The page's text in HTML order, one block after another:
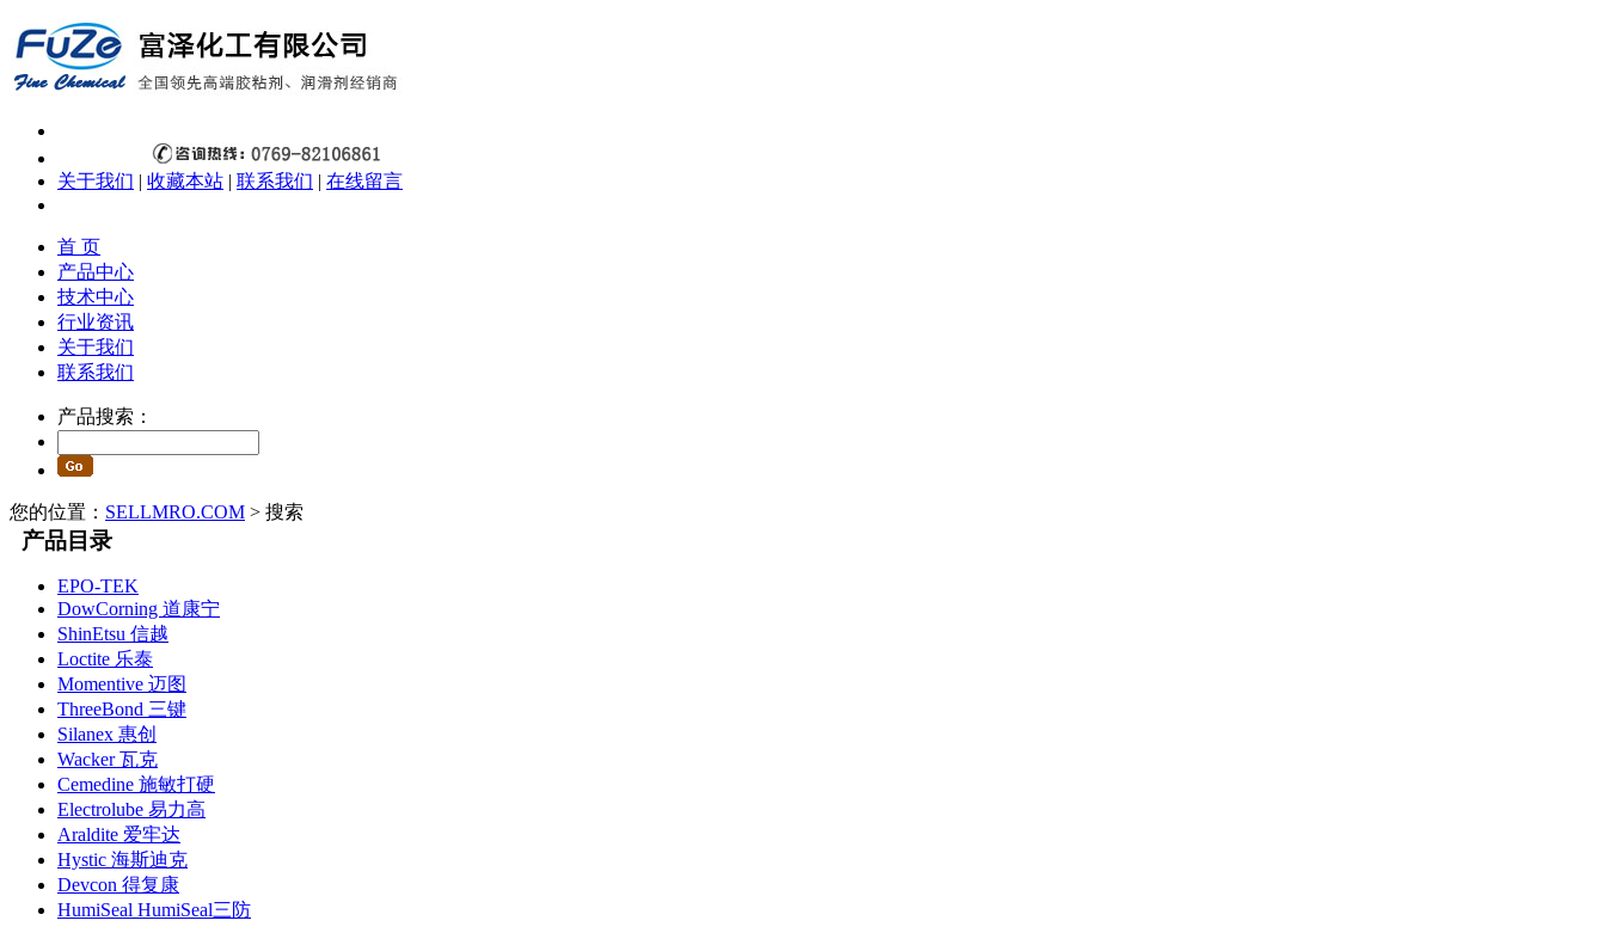
关于我们 | 收藏本站 | 联系我们 | 在线留言
首 页
产品中心
技术中心
行业资讯
关于我们
联系我们
产品搜索：
您的位置： SELLMRO.COM > 搜索
产品目录
EPO-TEK
DowCorning 道康宁
ShinEtsu 信越
Loctite 乐泰
Momentive 迈图
ThreeBond 三键
Silanex 惠创
Wacker 瓦克
Cemedine 施敏打硬
Electrolube 易力高
Araldite 爱牢达
Hystic 海斯迪克
Devcon 得复康
HumiSeal HumiSeal三防